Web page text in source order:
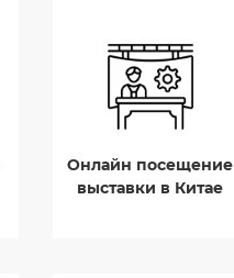
Онлайн посещение
выставки в Китае